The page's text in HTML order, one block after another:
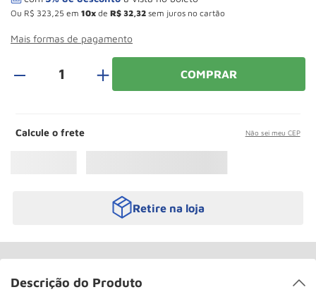
Ou R$ 323 25 em 10 de R$ 32 32 sem juros no cartão
Mais formas de pagamento
＋ COMPRAR
Calcule o frete Não sei meu CEP
Retire na loja
Descrição do Produto
10º Rodizio